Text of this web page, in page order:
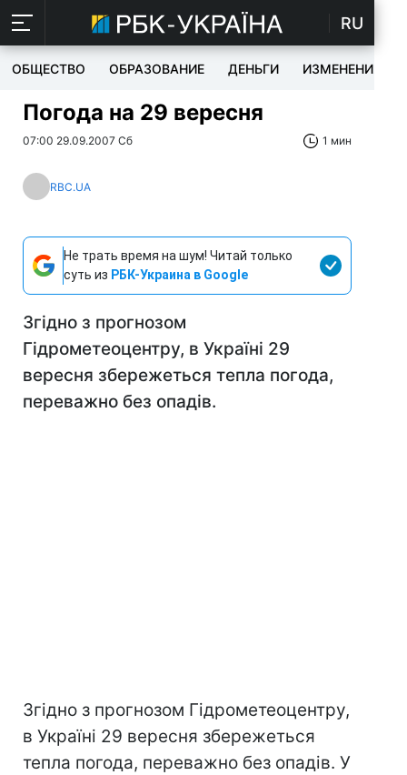
RU
ОБЩЕСТВО ОБРАЗОВАНИЕ ДЕНЬГИ ИЗМЕНЕНИЯ
Погода на 29 вересня
07:00 29.09.2007 Сб 1 мин
RBC.UA
Не трать время на шум! Читай только
суть из РБК-Украина в Google
Згідно з прогнозом
Гідрометеоцентру, в Україні 29
вересня збережеться тепла погода,
переважно без опадів.
Згідно з прогнозом Гідрометеоцентру,
в Україні 29 вересня збережеться
тепла погода, переважно без опадів. У